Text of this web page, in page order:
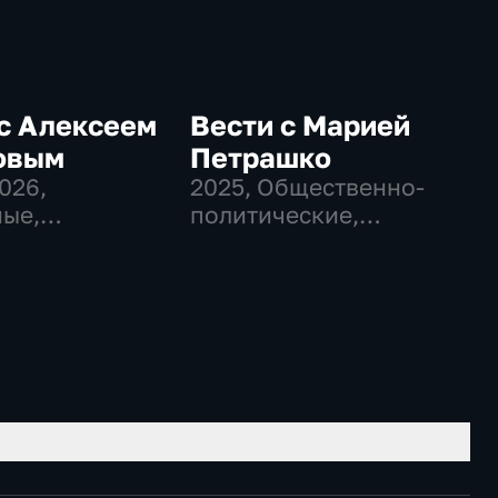
Алексеем
,
Вести с Марией
Петрашко
2025, Общественно-
политические,